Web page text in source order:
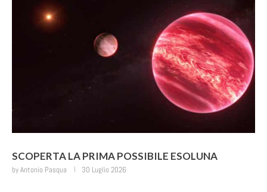
SCOPERTA LA PRIMA POSSIBILE ESOLUNA
byAntonio Pasqua 30 Luglio 2026